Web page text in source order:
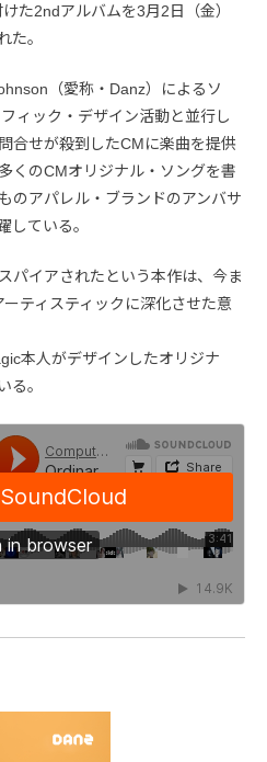
た2ndアルバムを3月2日（金）
た。
（愛称・Danz）によるソ
ィック・デザイン活動と並行し
合せが殺到したCMに楽曲を提供
くのCMオリジナル・ソングを書
のアパレル・ブランドのアンバサ
している。
パイアされたという本作は、今ま
ティスティックに深化させた意
本人がデザインしたオリジナ
る。